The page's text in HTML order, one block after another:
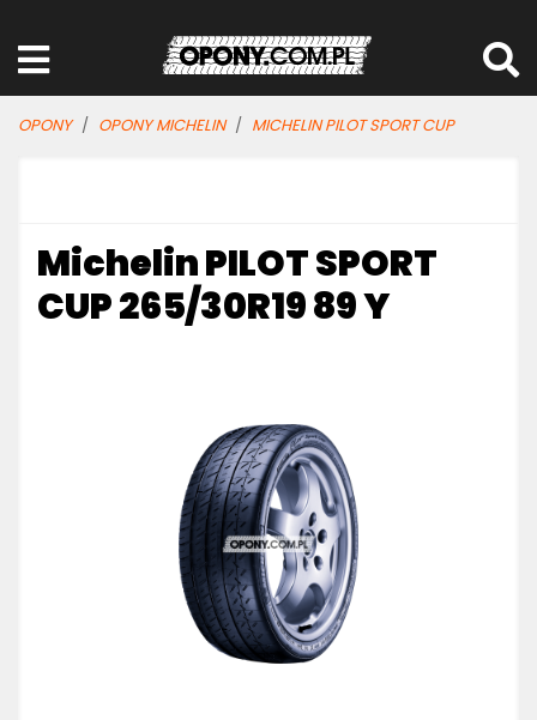
OPONY OPONY MICHELIN MICHELIN PILOT SPORT CUP
Michelin PILOT SPORT
CUP 265/30R19 89 Y